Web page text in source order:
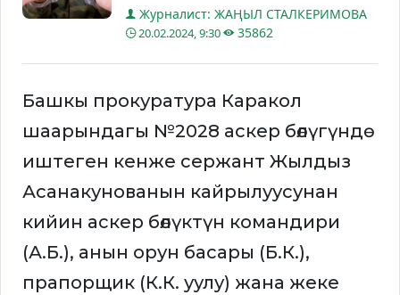
Журналист: ЖАҢЫЛ СТАЛКЕРИМОВА
20.02.2024, 9:30 35862
Башкы прокуратура Каракол
шаарындагы №2028 аскер бөлүгүндө
иштеген кенже сержант Жылдыз
Асанакунованын кайрылуусунан
кийин аскер бөлүктүн командири
(А.Б.), анын орун басары (Б.К.),
прапорщик (К.К. уулу) жана жеке